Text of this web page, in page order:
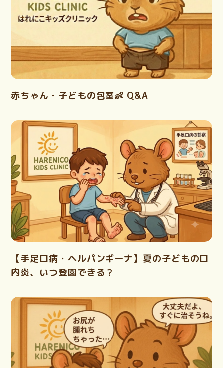
赤ちゃん・子どもの包茎👶 Q&A
【手足口病・ヘルパンギーナ】夏の子どもの口
内炎、いつ登園できる？